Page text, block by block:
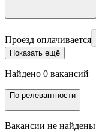
Проезд оплачивается
Показать ещё
Найдено 0 вакансий
По релевантности
Вакансии не найдены